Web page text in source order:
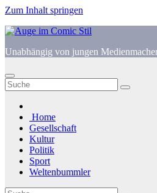
Zum Inhalt springen
Unabhängig von jungen
Home
Gesellschaft
Kultur
Politik
Sport
Weltenbummler